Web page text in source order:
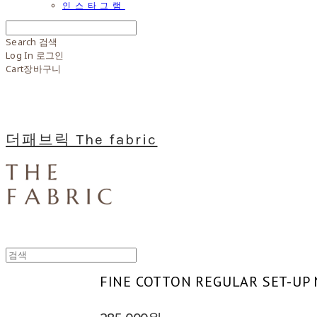
인스타그램
Search 검색
Log In 로그인
Cart장바구니
더패브릭 The fabric
FINE COTTON REGULAR SET-UP